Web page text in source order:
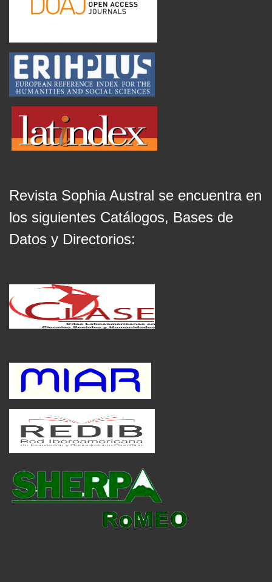
Revista Sophia Austral se encuentra en
los siguientes Catálogos, Bases de
Datos y Directorios: